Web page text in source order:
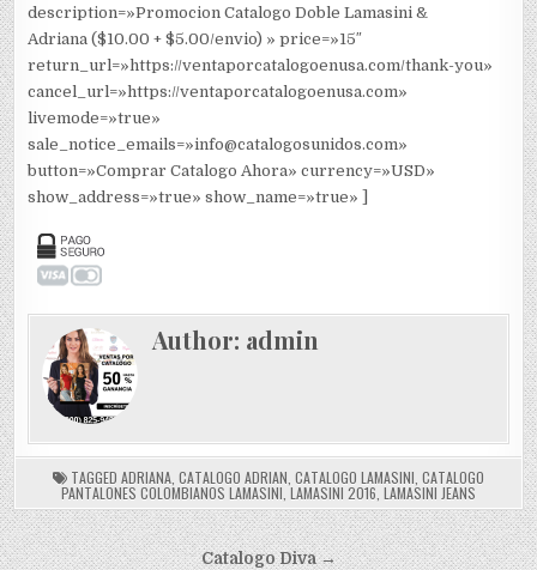
description=»Promocion Catalogo Doble Lamasini &
Adriana ($10.00 + $5.00/envio) » price=»15″
return_url=»https://ventaporcatalogoenusa.com/thank-you»
cancel_url=»https://ventaporcatalogoenusa.com»
livemode=»true»
sale_notice_emails=»info@catalogosunidos.com»
button=»Comprar Catalogo Ahora» currency=»USD»
show_address=»true» show_name=»true» ]
Author: admin
TAGGED ADRIANA CATALOGO ADRIAN CATALOGO LAMASINI CATALOGO
PANTALONES COLOMBIANOS LAMASINI ,LAMASINI 2016 LAMASINI JEANS
Navegación Catalogo Diva →